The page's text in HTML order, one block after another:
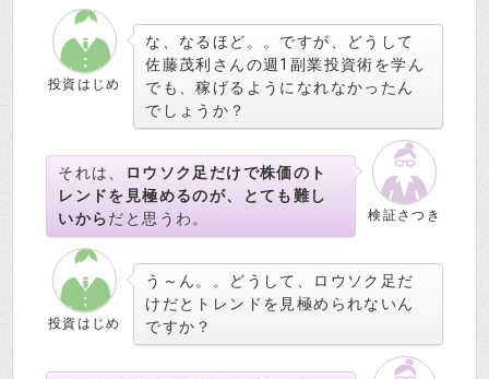
投資はじめ
な、なるほど。。ですが、どうして
佐藤茂利さんの週1副業投資術を学ん
でも、稼げるようになれなかったん
でしょうか？
検証さつき
それは、
ロウソク足だけで株価のト
レンドを見極めるのが、とても難し
いからだと思うわ。
投資はじめ
う～ん。。どうして、ロウソク足だ
けだとトレンドを見極められないん
ですか？